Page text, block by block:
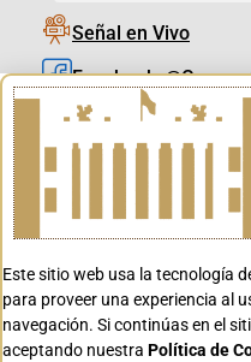
Señal en Vivo
X_@CamaraColombia
Este sitio web usa la tecnología
para proveer una experiencia al
navegación. Si continúas en el
aceptando nuestra Política de